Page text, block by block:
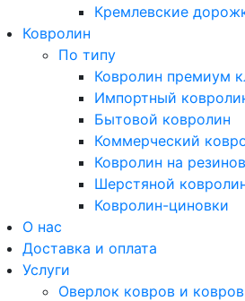
Кремлевские
Ковролин
По типу
Ковролин премиум
Импортный
Бытовой ковролин
Коммерческий
Ковролин на
Шерстяной
Ковролин-циновки
О нас
Доставка и оплата
Услуги
Оверлок ковров и